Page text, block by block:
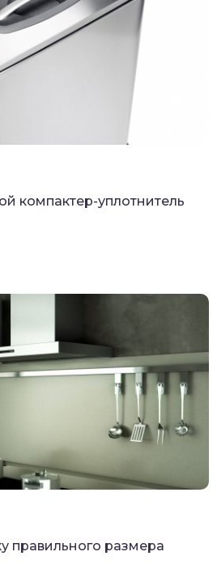
компактер-уплотнитель
правильного размера